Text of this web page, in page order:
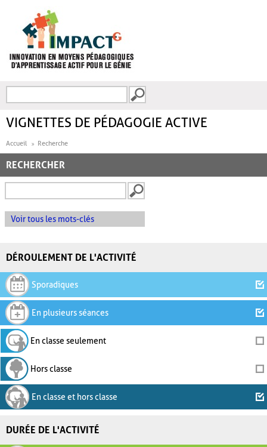
FORMULAIRE DE
VIGNETTES DE PÉDAGOGIE ACTIVE
Accueil Recherche
RECHERCHER
Voir tous les mots-clés
DÉROULEMENT DE L'ACTIVITÉ
Sporadiques
En plusieurs séances
En classe seulement
Hors classe
En classe et hors classe
DURÉE DE L'ACTIVITÉ